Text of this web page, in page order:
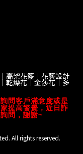
高架花籃｜花藝設計
乾燥花｜金莎花｜多
問客戶滿意度或是
提高警覺，近日詐
問，謝謝~
All rights reserved.